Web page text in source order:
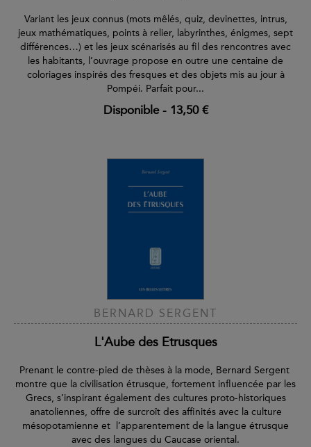
Variant les jeux connus (mots mêlés, quiz, devinettes, intrus,
jeux mathématiques, points à relier, labyrinthes, énigmes, sept
différences…) et les jeux scénarisés au fil des rencontres avec
les habitants, l’ouvrage propose en outre une centaine de
coloriages inspirés des fresques et des objets mis au jour à
Pompéi. Parfait pour...
Disponible- 13,50 €
BERNARD SERGENT
L'Aube des Etrusques
Prenant le contre-pied de thèses à la mode, Bernard Sergent
montre que la civilisation étrusque, fortement influencée par les
Grecs, s’inspirant également des cultures proto-historiques
anatoliennes, offre de surcroît des affinités avec la culture
mésopotamienne et l’apparentement de la langue étrusque
avec des langues du Caucase oriental.